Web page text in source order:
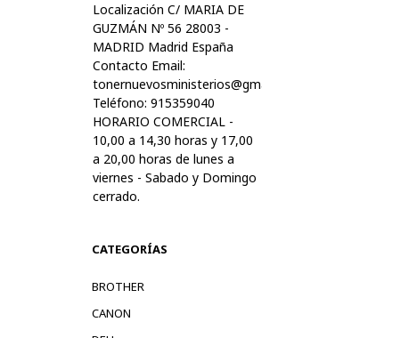
Localización C/ MARIA DE
GUZMÁN Nº 56 28003 -
MADRID Madrid España
Contacto Email:
tonernuevosministerios@gmail.com
Teléfono: 915359040
HORARIO COMERCIAL -
10,00 a 14,30 horas y 17,00
a 20,00 horas de lunes a
viernes - Sabado y Domingo
cerrado.
CATEGORÍAS
BROTHER
CANON